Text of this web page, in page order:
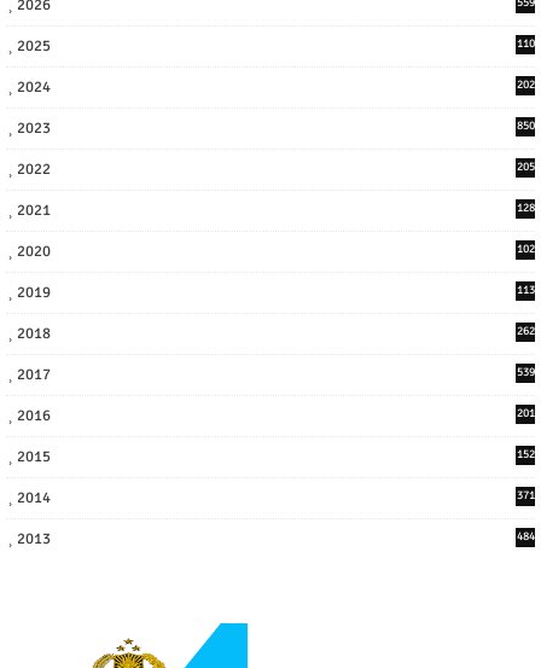
2026
2025
110
2024
202
2023 850
2022
205
2021
128
2020
102
2019
113
2018
262
2017
539
2016
201
2015 152
2014 371
2013 484